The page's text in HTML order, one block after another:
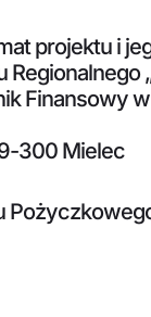
projektu i
Finansowy
300 Mielec